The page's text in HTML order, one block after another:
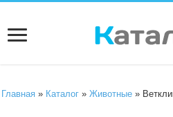
Главная » Каталог »Животные »